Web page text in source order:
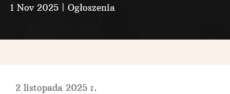
1 Nov 2025 Ogłoszenia
2 listopada 2025 r.